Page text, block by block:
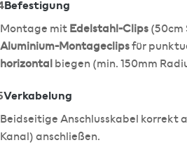
Befestigung
Montage mitEdelstahl-Clips(50cm
Aluminium-Montageclipsfür
horizontalbiegen (min. 150mm
Verkabelung
Beidseitige Anschlusskabel korrekt
Kanal) anschließen.